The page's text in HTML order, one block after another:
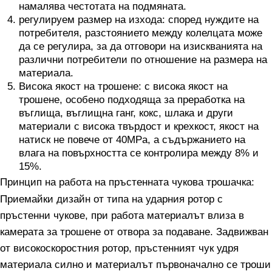
намалява честотата на подмяната.
регулируем размер на изхода: според нуждите на
потребителя, разстоянието между колелцата може
да се регулира, за да отговори на изискванията на
различни потребители по отношение на размера на
материала.
Висока якост на трошене: с висока якост на
трошене, особено подходяща за преработка на
въглища, въглищна ганг, кокс, шлака и други
материали с висока твърдост и крехкост, якост на
натиск не повече от 40MPa, а съдържанието на
влага на повърхността се контролира между 8% и
15%.
Принцип на работа на пръстенната чукова трошачка:
Приемайки дизайн от типа на ударния ротор с
пръстенни чукове, при работа материалът влиза в
камерата за трошене от отвора за подаване. Задвижван
от високоскоростния ротор, пръстенният чук удря
материала силно и материалът първоначално се троши